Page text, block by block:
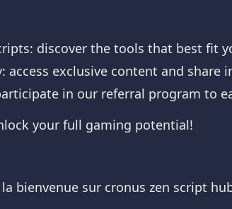
discover the tools that best fit
access exclusive content and share
in our referral program to
your full gaming potential!
bienvenue sur cronus zen script